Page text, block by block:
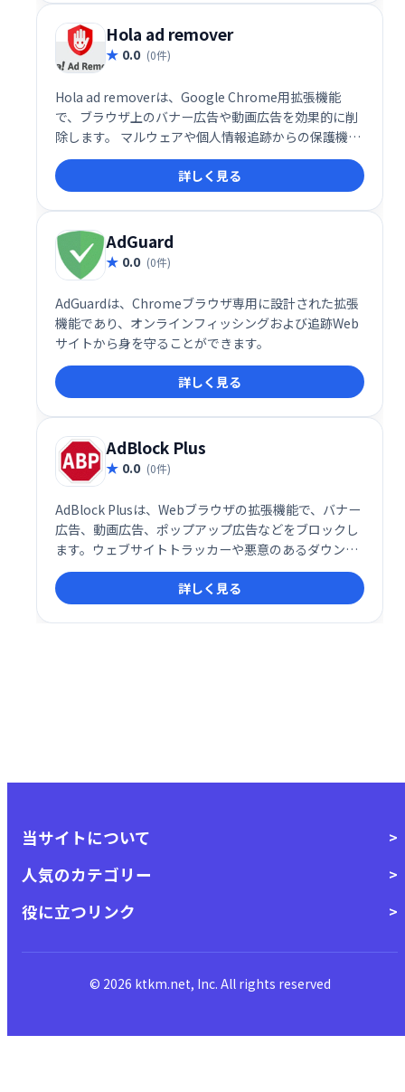
Hola ad remover
0.0 (0件)
Hola ad removerは、Google Chrome用拡張機能
で、ブラウザ上のバナー広告や動画広告を効果的に削
除します。 マルウェアや個人情報追跡からの保護機能
も搭載。快適なウェブ閲覧を実現する、シンプルで強
力なツールです。
詳しく見る
AdGuard
0.0 (0件)
AdGuardは、Chromeブラウザ専用に設計された拡張
機能であり、オンラインフィッシングおよび追跡Web
サイトから身を守ることができます。
詳しく見る
AdBlock Plus
0.0 (0件)
AdBlock Plusは、Webブラウザの拡張機能で、バナー
広告、動画広告、ポップアップ広告などをブロックし
ます。ウェブサイトトラッカーや悪意のあるダウンロ
ードも遮断し、快適なインターネット閲覧を実現しま
す。オープンソースコードを採用し、必要に応じてカ
スタマイズ可能です。煩わしい広告から解放され、よ
り安全でスムーズなネット体験を手に入れましょう。
詳しく見る
当サイトについて
人気のカテゴリー
役に立つリンク
© 2026 ktkm.net, Inc. All rights reserved